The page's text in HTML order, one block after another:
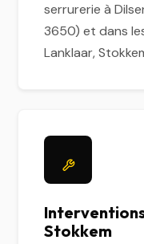
serrurerie à
3650) et dans
Lanklaar,
Stokkem